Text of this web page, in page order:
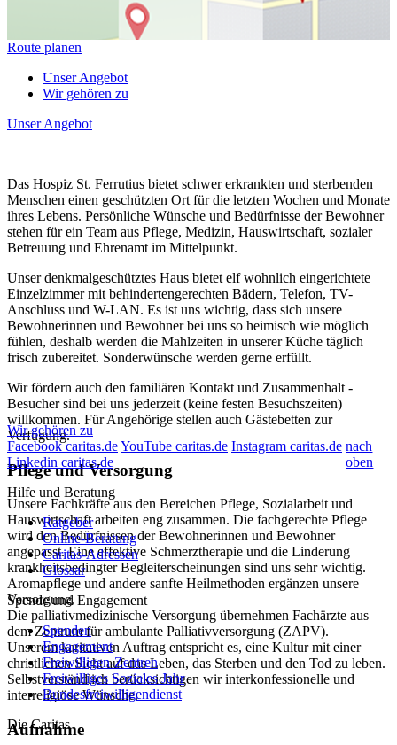
Route planen
Unser Angebot
Wir gehören zu
Unser Angebot
Das Hospiz St. Ferrutius bietet schwer erkrankten und sterbenden
Menschen einen geschützten Ort für die letzten Wochen und Monate
ihres Lebens. Persönliche Wünsche und Bedürfnisse der Bewohner
stehen für ein Team aus Pflege, Medizin, Hauswirtschaft, sozialer
Betreuung und Ehrenamt im Mittelpunkt.
Unser denkmalgeschütztes Haus bietet elf wohnlich eingerichtete
Einzelzimmer mit behindertengerechten Bädern, Telefon, TV-
Anschluss und W-LAN. Es ist uns wichtig, dass sich unsere
Bewohnerinnen und Bewohner bei uns so heimisch wie möglich
fühlen, deshalb werden die Mahlzeiten in unserer Küche täglich
frisch zubereitet. Sonderwünsche werden gerne erfüllt.
Wir fördern auch den familiären Kontakt und Zusammenhalt -
Besucher sind bei uns jederzeit (keine festen Besuchszeiten)
willkommen. Für Angehörige stellen auch Gästebetten zur
Verfügung.
Pflege und Versorgung
Unsere Fachkräfte aus den Bereichen Pflege, Sozialarbeit und
Hauswirtschaft arbeiten eng zusammen. Die fachgerechte Pflege
wird den Bedürfnissen der Bewohnerinnen und Bewohner
angepasst. Eine effektive Schmerztherapie und die Linderung
krankheitsbedingter Begleiterscheinungen sind uns sehr wichtig.
Aromapflege und andere sanfte Heilmethoden ergänzen unsere
Versorgung.
Die palliativmedizinische Versorgung übernehmen Fachärzte aus
dem Zentrum für ambulante Palliativversorgung (ZAPV).
Unserem karitativen Auftrag entspricht es, eine Kultur mit einer
christlichen Sicht auf das Leben, das Sterben und den Tod zu leben.
Selbstverständlich berücksichtigen wir interkonfessionelle und
interreligiöse Wünsche.
Aufnahme
Wir gehören zu
Träger/Diözese
Caritas Altenwohn- und Pflegegesellschaft mbH
Altenhilfe des Caritasverbandes Wiesbaden-Rheingau-Taunus e.V.
Gustav-Stresemann-Ring 3
65189 Wiesbaden
+49 611 17051259
+49 611 17051259
info@cap-wiesbaden.de
http://www.cap-wiesbaden.de
Adresse anzeigen
Facebook caritas.deYouTube caritas.de Instagram caritas.de
Linkedin caritas.de
nach
oben
Hilfe und Beratung
Ratgeber
Online-Beratung
Caritas-Adressen
Glossar
Spende und Engagement
Spenden
Engagement
Freiwilligen-Zentren
Freiwilliges Soziales Jahr
Bundesfreiwilligendienst
Die Caritas